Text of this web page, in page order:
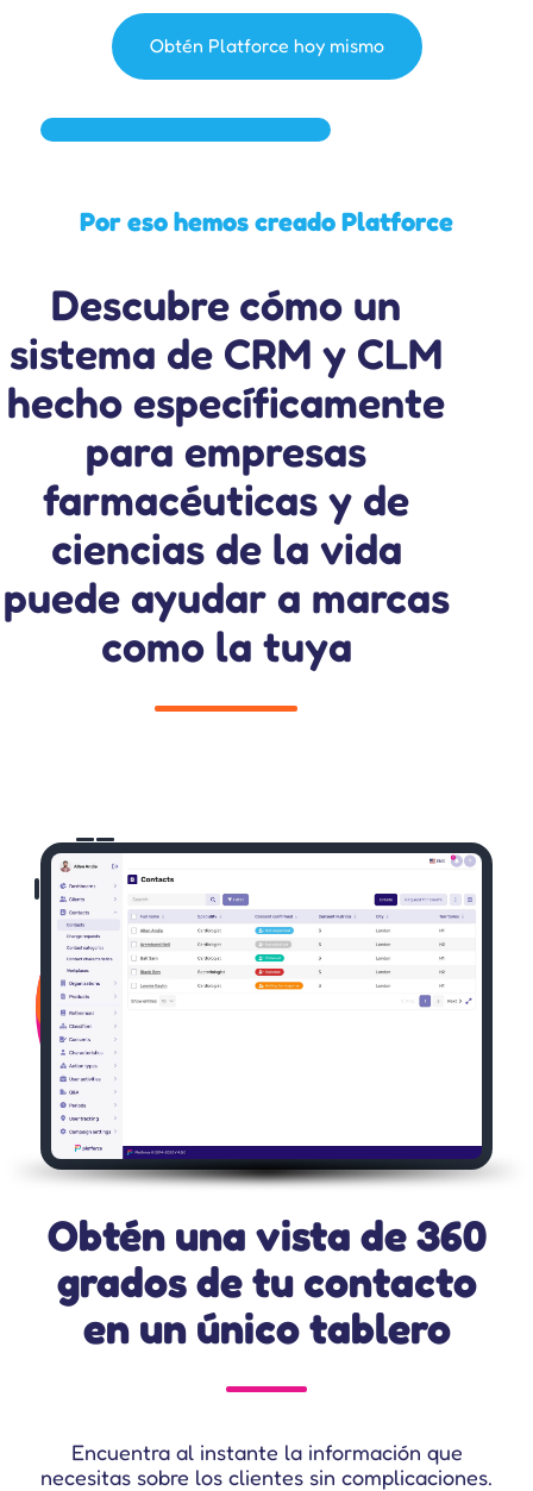
Obtén Platforce hoy mismo
Por eso hemos creado Platforce
Descubre cómo un
sistema de CRM y CLM
hecho específicamente
para empresas
farmacéuticas y de
ciencias de la vida
puede ayudar a marcas
como la tuya
Obtén una vista de 360
grados de tu contacto
en un único tablero
Encuentra al instante la información que
necesitas sobre los clientes sin complicaciones.